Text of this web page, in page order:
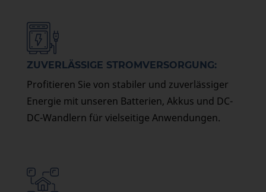
ZUVERLÄSSIGE STROMVERSORGUNG:
Profitieren Sie von stabiler und zuverlässiger
Energie mit unseren Batterien, Akkus und DC-
DC-Wandlern für vielseitige Anwendungen.